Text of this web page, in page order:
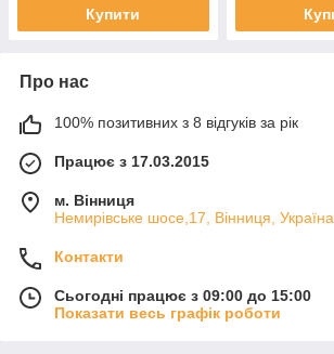
Купити
Про нас
100% позитивних з 8 відгуків за рік
Працює з 17.03.2015
м. Вінниця
Немирівське шосе,17, Вінниця, Україна
Контакти
Сьогодні працює з 09:00 до 15:00
Показати весь графік роботи